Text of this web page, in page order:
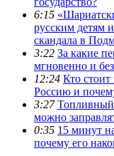
6:15
русским детям
скандала в
3:22 За какие
мгновенно и
12:24 Кто стоит
Россию и
3:27 Топливный
можно
0:35 15 минут
почему его